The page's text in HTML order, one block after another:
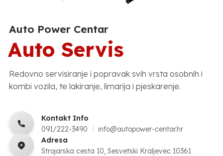
Auto Power Centar
Auto Servis
Redovno servisiranje i popravak svih vrsta osobnih i
kombi vozila, te lakiranje, limarija i pjeskarenje.
Kontakt Info
091/222-3490
info@autopower-centar.hr
Adresa
Strojarska cesta 10, Sesvetski Kraljevec 10361